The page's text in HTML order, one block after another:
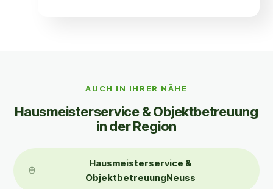
Auch in Ihrer Nähe
AUCH IN IHRER NÄHE
Haus­meister­service & Objekt­betreuung
in der Region
Hausmeisterservice &
ObjektbetreuungNeuss